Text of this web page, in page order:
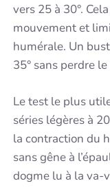
vers 25 à 30°.
mouvement et
humérale. Un
35° sans perdre
Le test le plus
séries légères à
la contraction du
sans gêne à
dogme lu à la va-